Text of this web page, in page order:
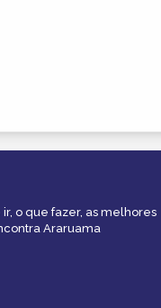
o que fazer, as melhores
Araruama